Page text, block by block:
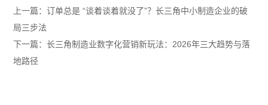
上一篇：订单总是 “谈着谈着就没了”？长三角中小制造企业的破
局三步法
下一篇：长三角制造业数字化营销新玩法：2026年三大趋势与落
地路径